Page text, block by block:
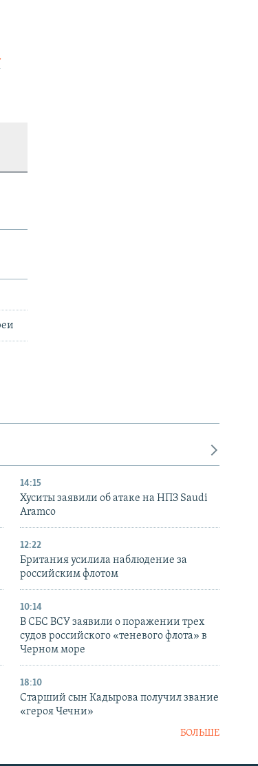
14:15
Хуситы заявили об атаке на НПЗ Saudi
Aramco
12:22
Британия усилила наблюдение за
российским флотом
10:14
В СБС ВСУ заявили о поражении трех
судов российского «теневого флота» в
Черном море
18:10
Старший сын Кадырова получил звание
«героя Чечни»
БОЛЬШЕ